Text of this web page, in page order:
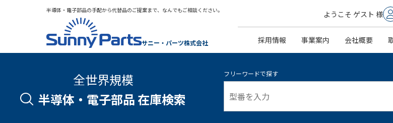
半導体・電子部品の手配から代替品のご提案まで、なんでもご相談ください。
サニー・パーツ株式会社
ようこそ ゲスト 様
採用情報 事業案内 会社概要
全世界規模
半導体・電子部品 在庫検索
フリーワードで探す